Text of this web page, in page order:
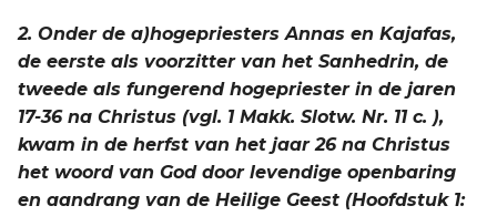
2. Onder de a)hogepriesters Annas en Kajafas,
de eerste als voorzitter van het Sanhedrin, de
tweede als fungerend hogepriester in de jaren
17-36 na Christus (vgl. 1 Makk. Slotw. Nr. 11 c. ),
kwam in de herfst van het jaar 26 na Christus
het woord van God door levendige openbaring
en aandrang van de Heilige Geest (Hoofdstuk 1: